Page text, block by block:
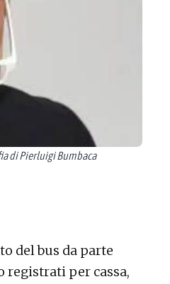
di Pierluigi Bumbaca
del bus da parte
per cassa,